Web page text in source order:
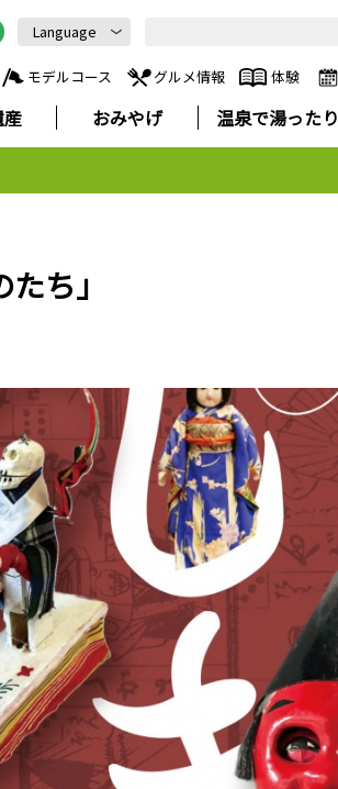
モデルコース グルメ情報 体験
Language
中文简体
中文繁體
한국어
ภาษาไทย
産 おみやげ 温泉で湯ったり
ち」